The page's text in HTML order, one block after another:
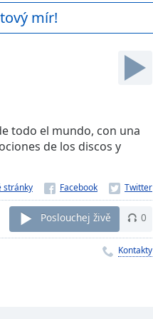
mír!
todo el mundo, con una
de los discos y
stránky
Poslouchej živě 0
Kontakty